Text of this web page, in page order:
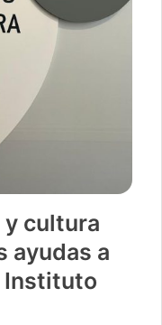
cultura
ayudas a
Instituto